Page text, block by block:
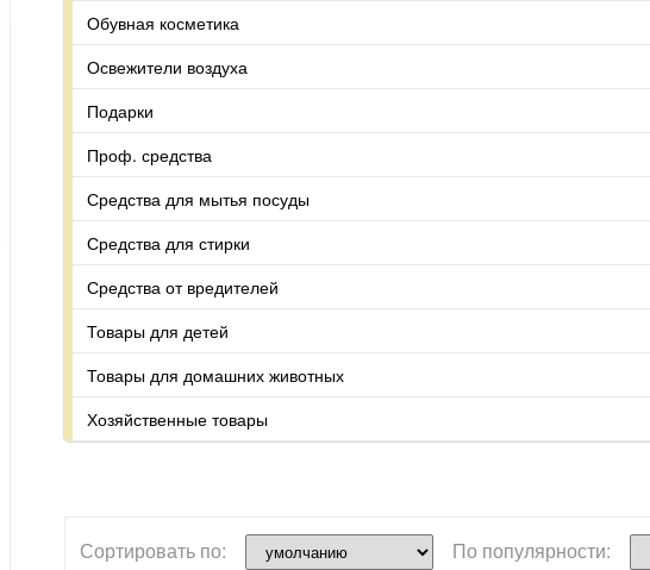
Обувная косметика
Освежители воздуха
Подарки
Проф. средства
Средства для мытья посуды
Средства для стирки
Средства от вредителей
Товары для детей
Товары для домашних животных
Хозяйственные товары
Сортировать по: По популярности: